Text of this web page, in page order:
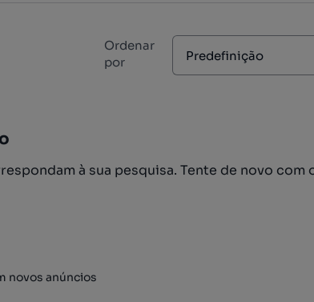
Ordenar
por
Predefinição
à sua pesquisa. Tente de novo com
novos anúncios